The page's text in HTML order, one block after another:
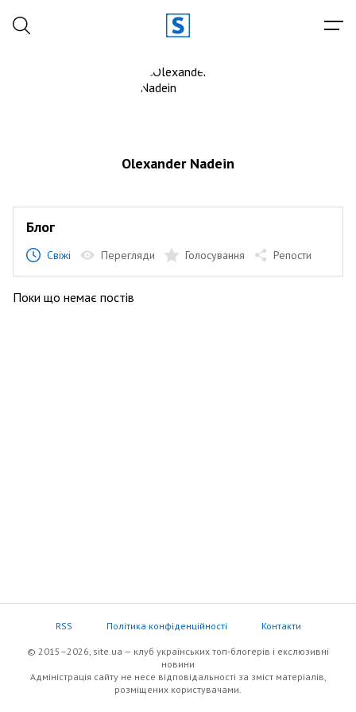
Olexander Nadein
Блог
Свіжі Перегляди Голосування Репости
Поки що немає постів
RSS Політика конфіденційності Контакти
© 2015–2026, site.ua — клуб українських топ-блогерів i екслюзивнi
новини
Адміністрація сайту не несе відповідальності за зміст матеріалів,
розміщених користувачами.